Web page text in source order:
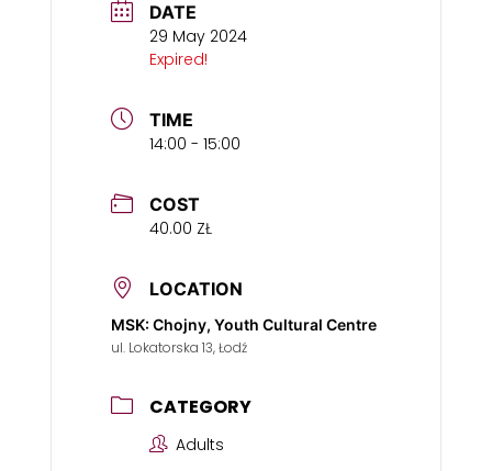
DATE
29 May 2024
Expired!
TIME
14:00 - 15:00
COST
40.00 ZŁ
LOCATION
MSK: Chojny, Youth Cultural Centre
ul. Lokatorska 13, Łodź
CATEGORY
Adults